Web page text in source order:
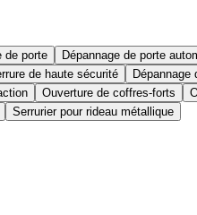
de porte
Dépannage de porte
de haute sécurité Dépannage
Ouverture de coffres-forts
Serrurier pour rideau métallique